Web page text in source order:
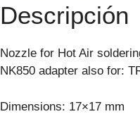
Descripción
Nozzle for Hot Air
NK850 adapter also for:
Dimensions: 17×17 mm